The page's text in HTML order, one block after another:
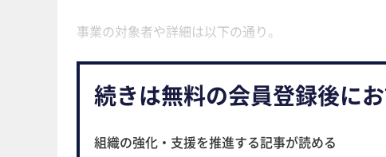
事業の対象者や詳細は以下の通り。
続きは無料の会員登録後に
組織の強化・支援を推進する記事が読める